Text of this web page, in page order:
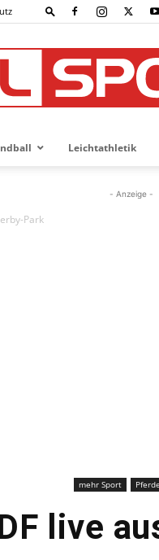
Leichtathletik
- Anzeige -
Park
mehr Sport
live